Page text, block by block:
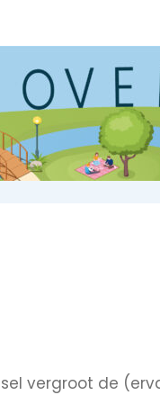
vergroot de